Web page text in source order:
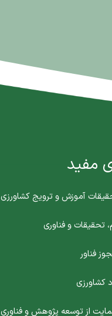
مفید
آموزش و ترویج کشاورزی
تحقیقات و فناوری
فناور
کشاورزی
از توسعه پژوهش و فناوری